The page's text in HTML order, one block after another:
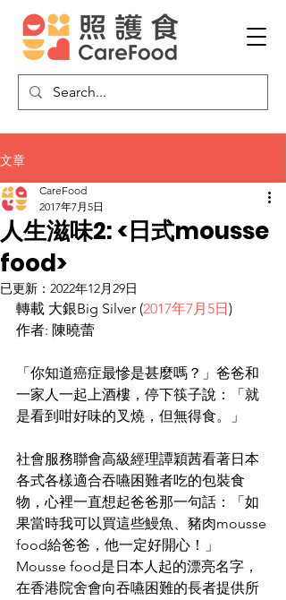
文章
人生滋味2: <日式mousse
food>
CareFood
2017年7月5日
已更新： 2022年12月29日
轉載 大銀Big Silver (2017年7月5日)
作者: 陳曉蕾
「你知道癌症最慘是甚麼嗎？」爸爸和
一家人一起上酒樓，停下筷子說：「就
是看到咁好味的叉燒，但無得食。」
社會服務聯會高級經理譚穎茜看著日本
各式各樣適合吞嚥困難者吃的包裝食
物，心裡一直想起爸爸那一句話：「如
果當時我可以買這些鰻魚、豬肉mousse
food給爸爸，他一定好開心！」
Mousse food是日本人起的漂亮名字，
在香港院舍會向吞嚥困難的長者提供所